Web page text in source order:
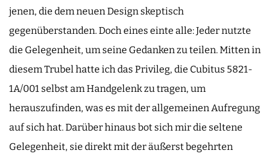
jenen, die dem neuen Design skeptisch
gegenüberstanden. Doch eines einte alle: Jeder nutzte
die Gelegenheit, um seine Gedanken zu teilen. Mitten in
diesem Trubel hatte ich das Privileg, die Cubitus 5821-
1A/001 selbst am Handgelenk zu tragen, um
herauszufinden, was es mit der allgemeinen Aufregung
auf sich hat. Darüber hinaus bot sich mir die seltene
Gelegenheit, sie direkt mit der äußerst begehrten